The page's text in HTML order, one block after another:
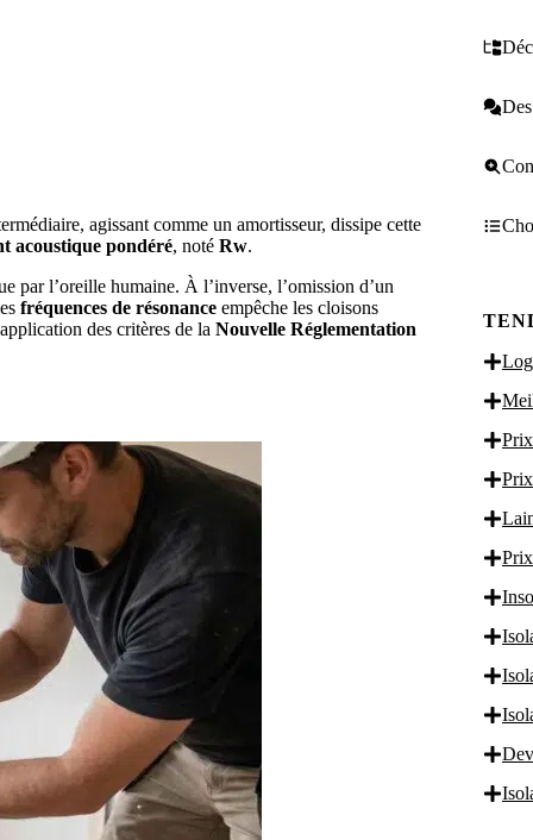
agissant comme un amortisseur, dissipe cette
acoustique pondéré, noté Rw​.
par l’oreille humaine. À l’inverse, l’omission d’un
fréquences de résonance empêche les cloisons
des critères de la Nouvelle Réglementation